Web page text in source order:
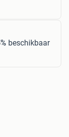
beschikbaar